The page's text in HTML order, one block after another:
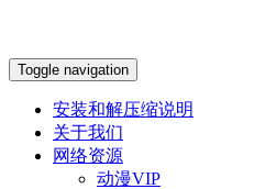
Toggle navigation
安装和解压缩说明
关于我们
网络资源
动漫VIP